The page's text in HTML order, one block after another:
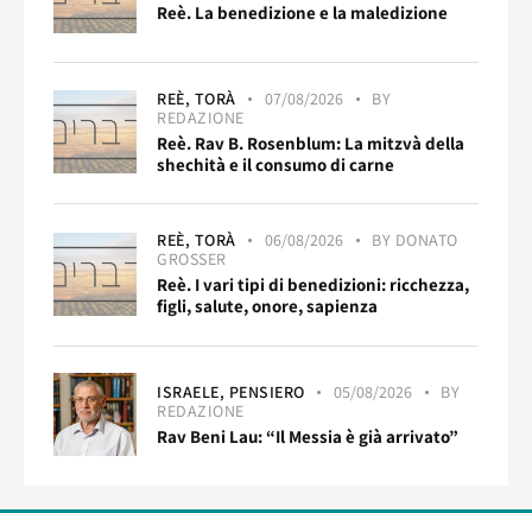
Reè. La benedizione e la maledizione
REÈ, TORÀ 07/08/2026
BY
REDAZIONE
Reè. Rav B. Rosenblum: La mitzvà della
shechità e il consumo di carne
REÈ, TORÀ 06/08/2026 BY DONATO
GROSSER
Reè. I vari tipi di benedizioni: ricchezza,
figli, salute, onore, sapienza
ISRAELE, PENSIERO 05/08/2026
BY
REDAZIONE
Rav Beni Lau: “Il Messia è già arrivato”